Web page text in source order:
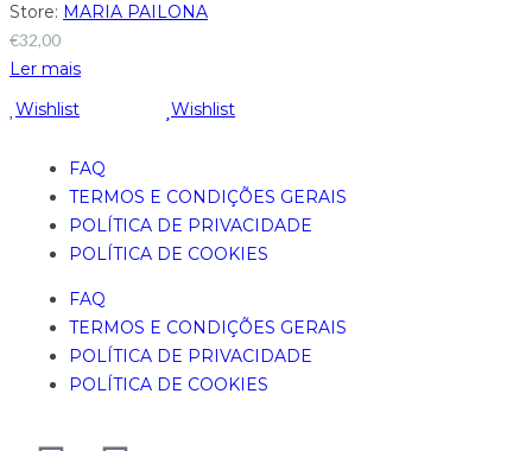
Store: MARIA PAILONA
€32,00
Ler mais
Wishlist
Wishlist
FAQ
TERMOS E CONDIÇÕES GERAIS
POLÍTICA DE PRIVACIDADE
POLÍTICA DE COOKIES
FAQ
TERMOS E CONDIÇÕES GERAIS
POLÍTICA DE PRIVACIDADE
POLÍTICA DE COOKIES